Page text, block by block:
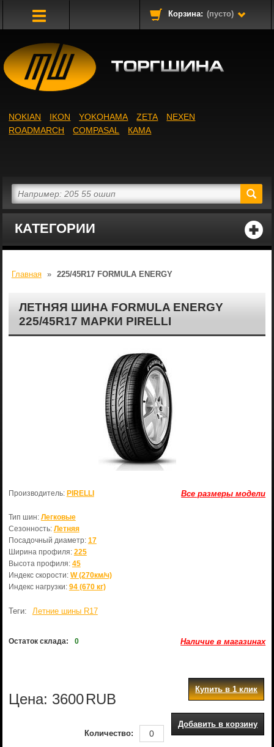
Корзина: (пусто)
КАТЕГОРИИ
NOKIAN IKON YOKOHAMA ZETA
NEXEN
ROADMARCH
COMPASAL КАМА
Главная » 225/45R17 FORMULA ENERGY
ЛЕТНЯЯ ШИНА FORMULA ENERGY
225/45R17 МАРКИ PIRELLI
Все размеры модели
Производитель: PIRELLI
Тип шин: Легковые
Сезонность: Летняя
Посадочный диаметр: 17
Ширина профиля: 225
Высота профиля: 45
Индекс скорости: W (270км/ч)
Индекс нагрузки: 94 (670 кг)
Теги: Летние шины R17
Остаток склада: 0 Наличие в магазинах
Цена: 3600RUB
Купить в 1 клик
Добавить в корзину
Количество: